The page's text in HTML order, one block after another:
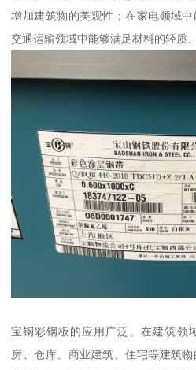
增加建筑物的美观性；在家电领域
交通运输领域中能够满足材料的轻质
宝钢彩钢板的应用广泛。在建筑领
房、仓库、商业建筑、住宅等建筑